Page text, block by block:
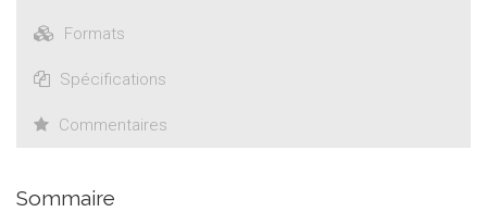
Formats
Spécifications
Commentaires
Sommaire